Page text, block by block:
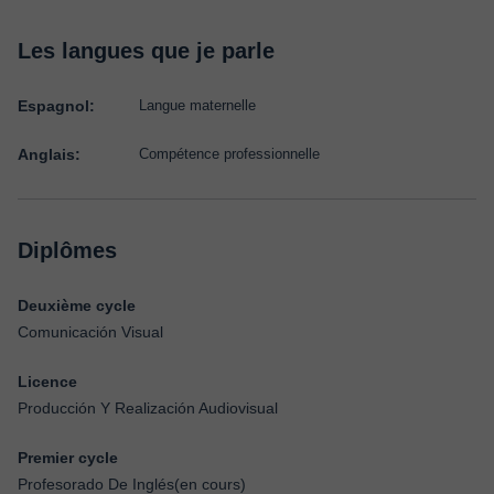
Les langues que je parle
Espagnol: Langue maternelle
Anglais: Compétence professionnelle
Diplômes
Deuxième cycle
Comunicación Visual
Licence
Producción Y Realización Audiovisual
Premier cycle
Profesorado De Inglés(en cours)